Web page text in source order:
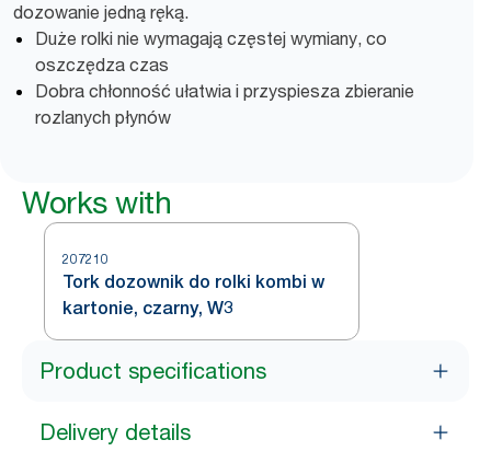
dozowanie jedną ręką.
Duże rolki nie wymagają częstej wymiany, co
oszczędza czas
Dobra chłonność ułatwia i przyspiesza zbieranie
rozlanych płynów
Works with
207210
Tork dozownik do rolki kombi w
kartonie, czarny, W3
Product specifications
Delivery details